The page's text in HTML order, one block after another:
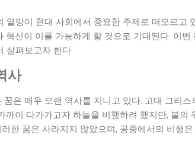
열망이 현대 사회에서 중요한 주제로 떠오르고
혁신이 이를 가능하게 할 것으로 기대된다. 이
살펴보고자 한다.
사
은 매우 오랜 역사를 지니고 있다. 고대 그리
까이 다가가고자 하늘을 비행하려 했지만, 불의
한 꿈은 사라지지 않았으며, 공중에서의 비행